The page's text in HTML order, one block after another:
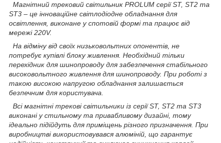
Магнітний трековий світильник PROLUM серії ST, ST2 та
ST3 – це інноваційне світлодіодне обладнання для
освітлення, виконане у спотовій формі та працює від
мережі 220V.
На відміну від своїх низьковольтних опонентів, не
потребує купівлі блоку живлення. Необхідний тільки
перехідник для шинопроводу для забезпечення стабільного
високовольтного живлення для шинопроводу. При роботі з
такою високою напругою обладнання залишається
безпечним для користувача.
Всі магнітні трекові світильники із серії ST, ST2 та ST3
виконані у стильному та привабливому дизайні, тому
ідеально підійдуть для приміщень різного призначення. При
виробництві використовувався алюміній, що гарантує